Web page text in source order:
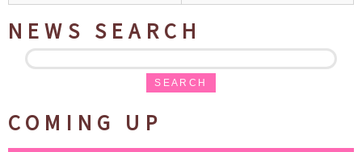
NEWS SEARCH
SEARCH
COMING UP